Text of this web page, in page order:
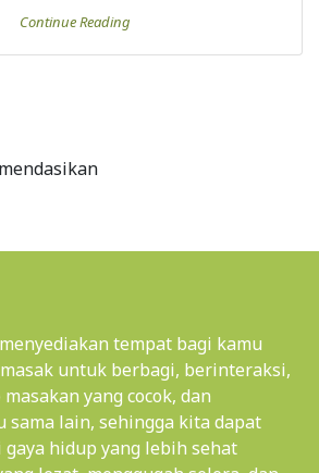
Continue Reading
tempat bagi kamu
untuk berbagi, berinteraksi,
yang cocok, dan
sama lain, sehingga kita dapat
hidup yang lebih sehat